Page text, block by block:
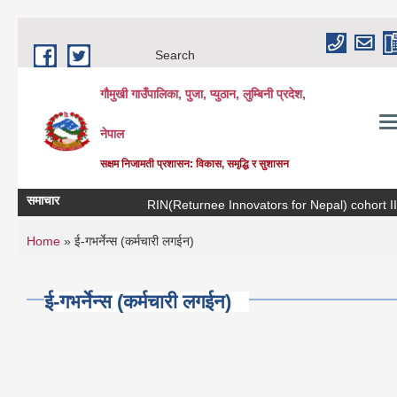
Search
गौमुखी गाउँपालिका, पुजा, प्युठान, लुम्बिनी प्रदेश,
नेपाल
सक्षम निजामती प्रशासन: विकास, समृद्धि र सुशासन
समाचार RIN(Returnee
You are here
Home » ई-गभर्नेन्स (कर्मचारी लगईन)
ई-गभर्नेन्स (कर्मचारी लगईन)